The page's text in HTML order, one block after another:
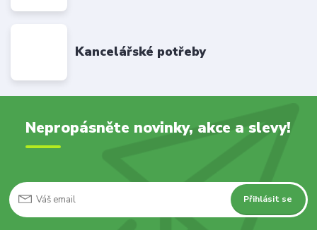
Kancelářské potřeby
Nepropásněte novinky, akce a slevy!
Přihlásit se